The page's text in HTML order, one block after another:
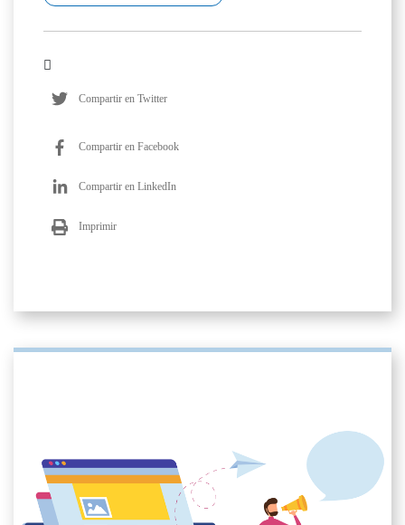
Compartir en Twitter
Compartir en Facebook
Compartir en LinkedIn
Imprimir